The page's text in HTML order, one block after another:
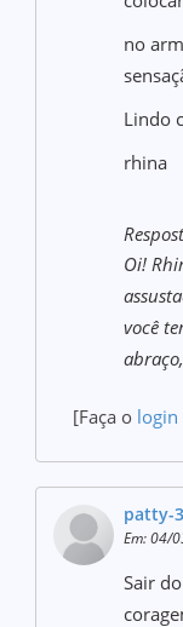
no
Lindo
rhina
Oi!
você
[Faça o login
patty-
Em: 04/
Sair